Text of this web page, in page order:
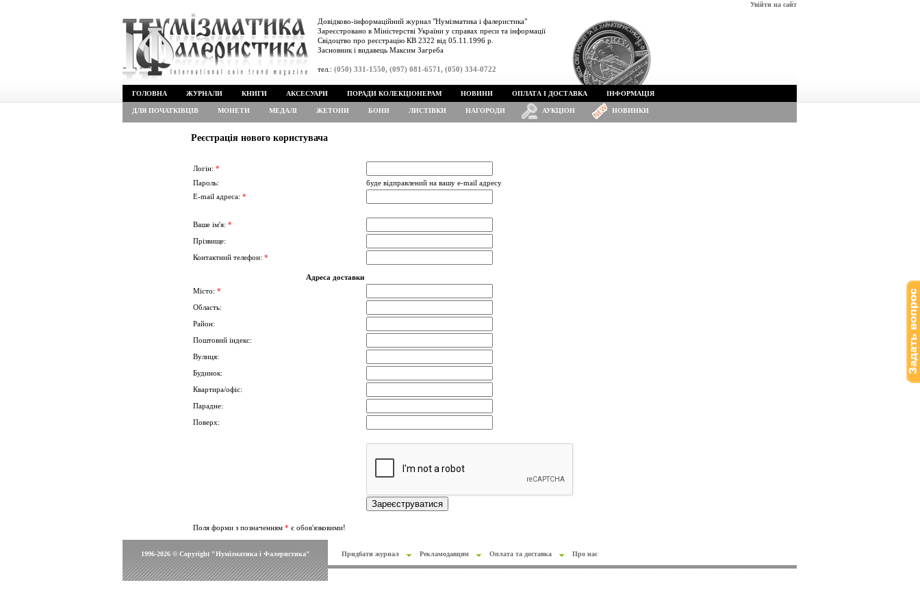
Увійти на сайт
Довідково-інформаційний журнал "Нумізматика і фалеристика"
Зареєстровано в Міністерстві України у справах преси та інформації
Свідоцтво про реєстрацію КВ 2322 від 05.11.1996 р.
Засновник і видавець Максим Загреба
тел.: (050) 331-1550, (097) 081-6571, (050) 334-0722
ГОЛОВНА ЖУРНАЛИ КНИГИ АКСЕСУАРИ ПОРАДИ КОЛЕКЦІОНЕРАМ НОВИНИ ОПЛАТА І ДОСТАВКА ІНФОРМАЦІЯ
ДЛЯ ПОЧАТКІВЦІВ МОНЕТИ МЕДАЛІ ЖЕТОНИ БОНИ ЛИСТІВКИ НАГОРОДИ АУКЦІОН НОВИНКИ
Реєстрація нового користувача
Логін: *
Пароль:
буде відправлений на вашу e-mail адресу
E-mail адреса: *
Ваше ім'я: *
Прізвище:
Контактний телефон: *
Адреса доставки
Місто: *
Область:
Район:
Поштовий індекс:
Вулиця:
Будинок:
Квартира/офіс:
Парадне:
Поверх:
Поля форми з позначенням * є обов'язковими!
1996-2026 © Copyright "Нумізматика і Фалеристика" Придбати журнал Рекламодавцям Оплата та доставка Про нас